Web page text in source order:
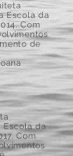
Escola da
Com
de
Escola da
Com